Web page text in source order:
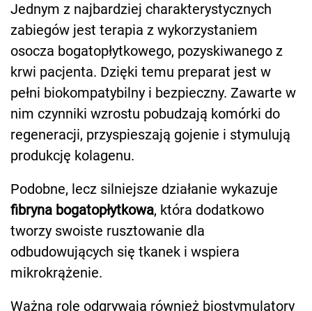
Jednym z najbardziej charakterystycznych
zabiegów jest terapia z wykorzystaniem
osocza bogatopłytkowego, pozyskiwanego z
krwi pacjenta. Dzięki temu preparat jest w
pełni biokompatybilny i bezpieczny. Zawarte w
nim czynniki wzrostu pobudzają komórki do
regeneracji, przyspieszają gojenie i stymulują
produkcję kolagenu.
Podobne, lecz silniejsze działanie wykazuje
fibryna bogatopłytkowa, która dodatkowo
tworzy swoiste rusztowanie dla
odbudowujących się tkanek i wspiera
mikrokrążenie.
Ważną rolę odgrywają również biostymulatory